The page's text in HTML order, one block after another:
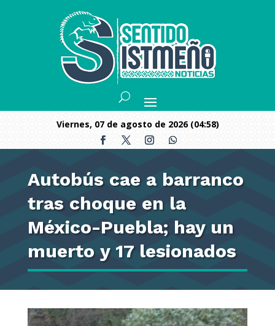
viernes, 07 de agosto de 2026 (04:58)
Autobús cae a barranco
tras choque en la
México-Puebla; hay un
muerto y 17 lesionados